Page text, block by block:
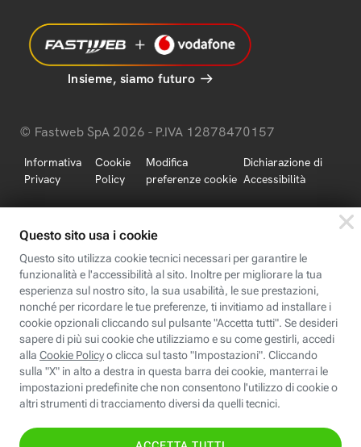
Insieme, siamo futuro
© Fastweb SpA 2026 - P.IVA 12878470157
Informativa
Privacy
Cookie
Policy
Modifica
preferenze cookie
Dichiarazione di
Accessibilità